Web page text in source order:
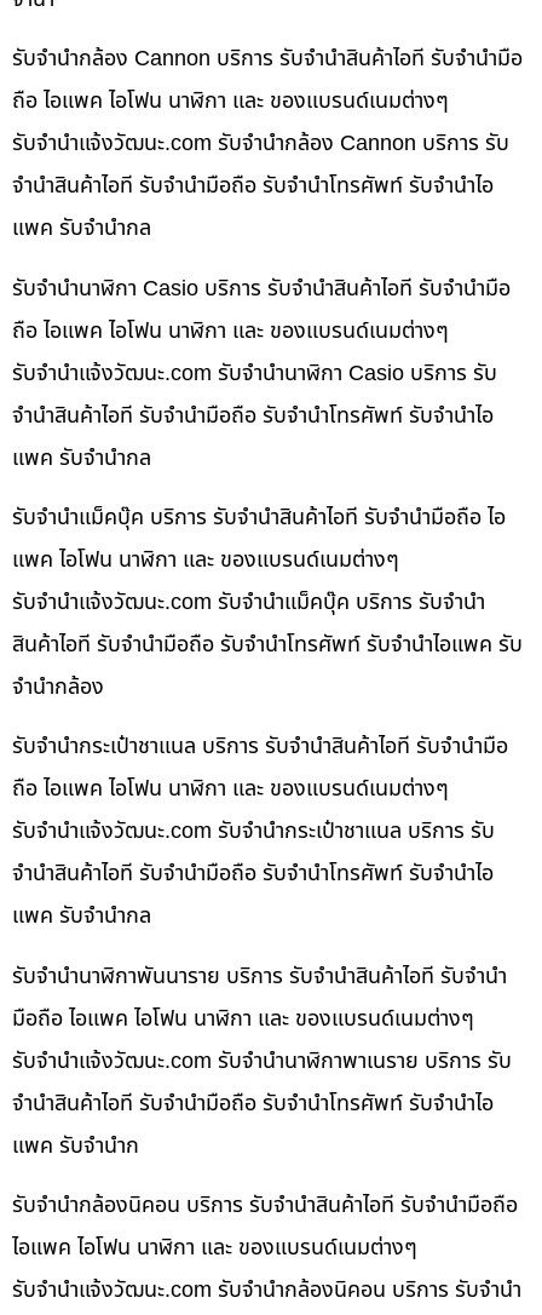
รับจำนำกล้อง Cannon บริการ รับจำนำสินค้าไอที รับจำนำมือ
ถือ ไอแพค ไอโฟน นาฬิกา และ ของแบรนด์เนมต่างๆ
รับจํานําแจ้งวัฒนะ.com รับจำนำกล้อง Cannon บริการ รับ
จำนำสินค้าไอที รับจำนำมือถือ รับจำนำโทรศัพท์ รับจำนำไอ
แพค รับจำนำกล
รับจำนำนาฬิกา Casio บริการ รับจำนำสินค้าไอที รับจำนำมือ
ถือ ไอแพค ไอโฟน นาฬิกา และ ของแบรนด์เนมต่างๆ
รับจํานําแจ้งวัฒนะ.com รับจำนำนาฬิกา Casio บริการ รับ
จำนำสินค้าไอที รับจำนำมือถือ รับจำนำโทรศัพท์ รับจำนำไอ
แพค รับจำนำกล
รับจำนำแม็คบุ๊ค บริการ รับจำนำสินค้าไอที รับจำนำมือถือ ไอ
แพค ไอโฟน นาฬิกา และ ของแบรนด์เนมต่างๆ
รับจํานําแจ้งวัฒนะ.com รับจำนำแม็คบุ๊ค บริการ รับจำนำ
สินค้าไอที รับจำนำมือถือ รับจำนำโทรศัพท์ รับจำนำไอแพค รับ
จำนำกล้อง
รับจำนำกระเป๋าชาแนล บริการ รับจำนำสินค้าไอที รับจำนำมือ
ถือ ไอแพค ไอโฟน นาฬิกา และ ของแบรนด์เนมต่างๆ
รับจํานําแจ้งวัฒนะ.com รับจำนำกระเป๋าชาแนล บริการ รับ
จำนำสินค้าไอที รับจำนำมือถือ รับจำนำโทรศัพท์ รับจำนำไอ
แพค รับจำนำกล
รับจำนำนาฬิกาพันนาราย บริการ รับจำนำสินค้าไอที รับจำนำ
มือถือ ไอแพค ไอโฟน นาฬิกา และ ของแบรนด์เนมต่างๆ
รับจํานําแจ้งวัฒนะ.com รับจำนำนาฬิกาพาเนราย บริการ รับ
จำนำสินค้าไอที รับจำนำมือถือ รับจำนำโทรศัพท์ รับจำนำไอ
แพค รับจำนำก
รับจำนำกล้องนิคอน บริการ รับจำนำสินค้าไอที รับจำนำมือถือ
ไอแพค ไอโฟน นาฬิกา และ ของแบรนด์เนมต่างๆ
รับจํานําแจ้งวัฒนะ.com รับจำนำกล้องนิคอน บริการ รับจำนำ